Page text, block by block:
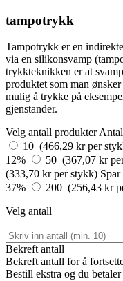
tampotrykk
Tampotrykk er en
via en silikonsvamp
trykkteknikken er at
produktet som man
mulig å trykke på
gjenstander.
Velg antall produkter
10 (466,29 kr per
12%
50 (367,07 kr
(333,70 kr per stykk)
37%
200 (256,43 kr
Velg antall
Bekreft antall
Bekreft antall for å
Bestill ekstra og du